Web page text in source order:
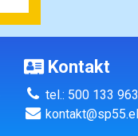
Kontakt
tel.: 500 133 963